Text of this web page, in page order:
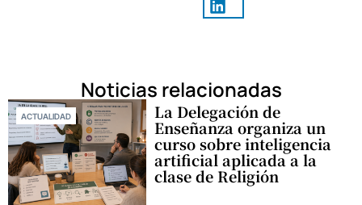
Noticias relacionadas
ACTUALIDAD La Delegación de
Enseñanza organiza un
curso sobre inteligencia
artificial aplicada a la
clase de Religión